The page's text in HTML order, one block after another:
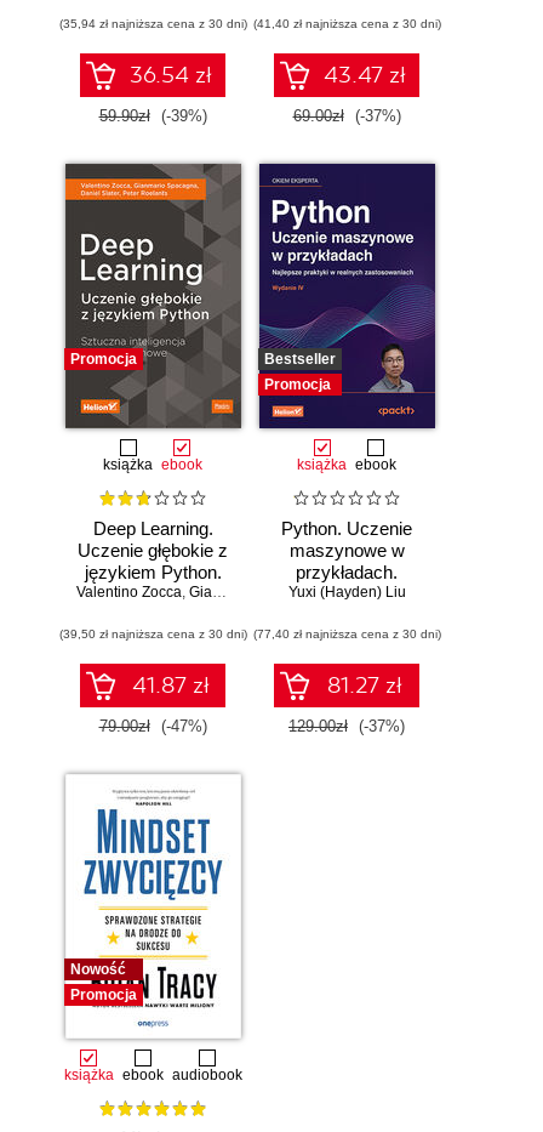
(35,94 zł najniższa cena z 30 dni)
36.54 zł
59.90zł (-39%)
współczesnej
sztucznej
inteligencji
(41,40 zł najniższa cena z 30 dni)
43.47 zł
69.00zł (-37%)
Promocja
książka ebook
Deep Learning.
Uczenie głębokie z
językiem Python.
Sztuczna
neuronowe
Valentino Zocca, Gianmario Spacagna ,Daniel Slater
(39,50 zł najniższa cena z 30 dni)
41.87 zł
79.00zł (-47%)
Bestseller
Promocja
książka ebook
Python. Uczenie
maszynowe w
przykładach.
Najlepsze praktyki
zastosowaniach.
Wydanie IV
Yuxi (Hayden) Liu
(77,40 zł najniższa cena z 30 dni)
81.27 zł
129.00zł (-37%)
Nowość
Promocja
książka ebook audiobook